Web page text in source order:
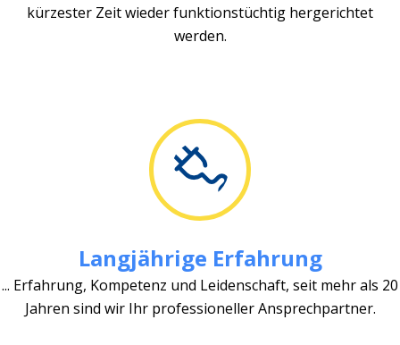
kürzester Zeit wieder funktionstüchtig hergerichtet
werden.
Langjährige Erfahrung
... Erfahrung, Kompetenz und Leidenschaft, seit mehr als 20
Jahren sind wir Ihr professioneller Ansprechpartner.